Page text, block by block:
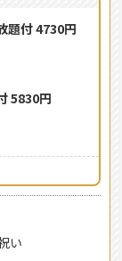
題付 4730円
5830円
い